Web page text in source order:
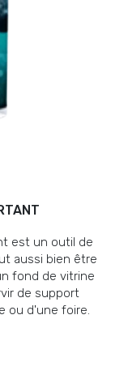
est un outil de
aussi bien être
fond de vitrine
de support
ou d'une foire.